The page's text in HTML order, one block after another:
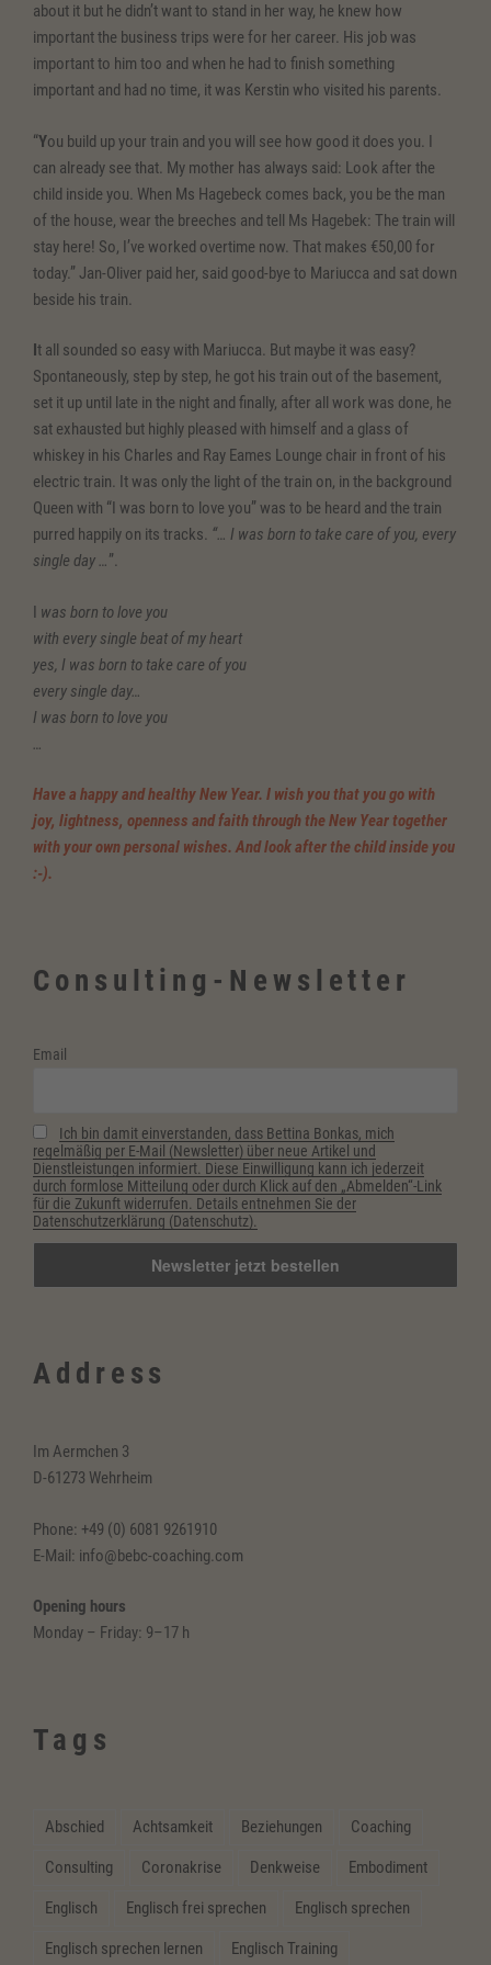
about it but he didn’t want to stand in her way, he knew how
important the business trips were for her career. His job was
important to him too and when he had to finish something
important and had no time, it was Kerstin who visited his parents.
“You build up your train and you will see how good it does you. I
can already see that. My mother has always said: Look after the
child inside you. When Ms Hagebeck comes back, you be the man
of the house, wear the breeches and tell Ms Hagebek: The train will
stay here! So, I’ve worked overtime now. That makes €50,00 for
today.” Jan-Oliver paid her, said good-bye to Mariucca and sat down
beside his train.
It all sounded so easy with Mariucca. But maybe it was easy?
Spontaneously, step by step, he got his train out of the basement,
set it up until late in the night and finally, after all work was done, he
sat exhausted but highly pleased with himself and a glass of
whiskey in his Charles and Ray Eames Lounge chair in front of his
electric train. It was only the light of the train on, in the background
Queen with “I was born to love you” was to be heard and the train
purred happily on its tracks. “… I was born to take care of you, every
single day …”.
I was born to love you
with every single beat of my heart
yes, I was born to take care of you
every single day…
I was born to love you
…
Have a happy and healthy New Year. I wish you that you go with
joy, lightness, openness and faith through the New Year together
with your own personal wishes. And look after the child inside you
:-).
Consulting-Newsletter
Email
Ich bin damit einverstanden, dass Bettina Bonkas, mich
regelmäßig per E-Mail (Newsletter) über neue Artikel und
Dienstleistungen informiert. Diese Einwilligung kann ich jederzeit
durch formlose Mitteilung oder durch Klick auf den „Abmelden“-Link
für die Zukunft widerrufen. Details entnehmen Sie der
Datenschutzerklärung (Datenschutz).
Address
Im Aermchen 3
D-61273 Wehrheim
Phone: +49 (0) 6081 9261910
E-Mail: info@bebc-coaching.com
Opening hours
Monday – Friday: 9–17 h
Tags
Abschied Achtsamkeit Beziehungen Coaching
Consulting Coronakrise Denkweise Embodiment
Englisch Englisch frei sprechen Englisch sprechen
Englisch sprechen lernen Englisch Training